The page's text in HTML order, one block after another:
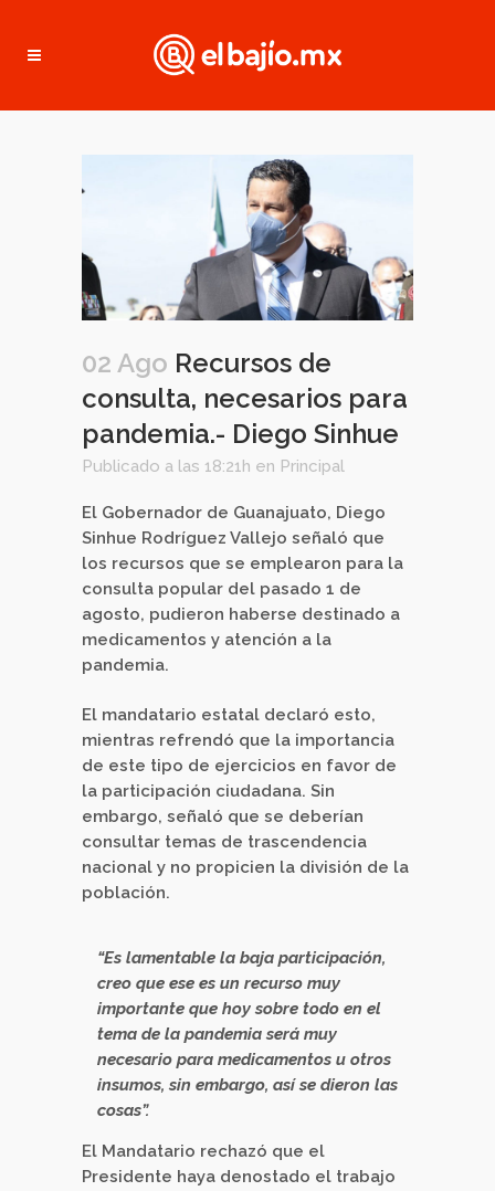
02 Ago Recursos de
consulta, necesarios para
pandemia.- Diego Sinhue
Publicado a las 18:21h en Principal
El Gobernador de Guanajuato, Diego
Sinhue Rodríguez Vallejo señaló que
los recursos que se emplearon para la
consulta popular del pasado 1 de
agosto, pudieron haberse destinado a
medicamentos y atención a la
pandemia.
El mandatario estatal declaró esto,
mientras refrendó que la importancia
de este tipo de ejercicios en favor de
la participación ciudadana. Sin
embargo, señaló que se deberían
consultar temas de trascendencia
nacional y no propicien la división de la
población.
“Es lamentable la baja participación,
creo que ese es un recurso muy
importante que hoy sobre todo en el
tema de la pandemia será muy
necesario para medicamentos u otros
insumos, sin embargo, así se dieron las
cosas”.
El Mandatario rechazó que el
Presidente haya denostado el trabajo